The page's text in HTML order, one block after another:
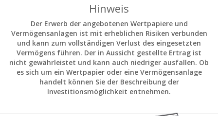
Hinweis
Der Erwerb der angebotenen Wertpapiere und
Vermögensanlagen ist mit erheblichen Risiken verbunden
und kann zum vollständigen Verlust des eingesetzten
Vermögens führen. Der in Aussicht gestellte Ertrag ist
nicht gewährleistet und kann auch niedriger ausfallen. Ob
es sich um ein Wertpapier oder eine Vermögensanlage
handelt können Sie der Beschreibung der
Investitionsmöglichkeit entnehmen.